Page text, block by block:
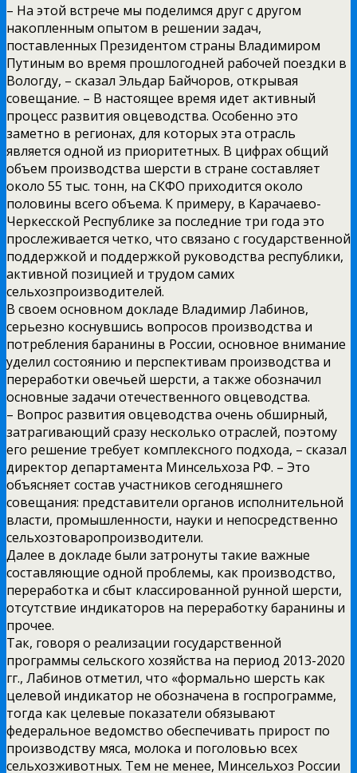
– На этой встрече мы поделимся друг с другом
накопленным опытом в решении задач,
поставленных Президентом страны Владимиром
Путиным во время прошлогодней рабочей поездки в
Вологду, – сказал Эльдар Байчоров, открывая
совещание. – В настоящее время идет активный
процесс развития овцеводства. Особенно это
заметно в регионах, для которых эта отрасль
является одной из приоритетных. В цифрах общий
объем производства шерсти в стране составляет
около 55 тыс. тонн, на СКФО приходится около
половины всего объема. К примеру, в Карачаево-
Черкесской Республике за последние три года это
прослеживается четко, что связано с государственной
поддержкой и поддержкой руководства республики,
активной позицией и трудом самих
сельхозпроизводителей.
В своем основном докладе Владимир Лабинов,
серьезно коснувшись вопросов производства и
потребления баранины в России, основное внимание
уделил состоянию и перспективам производства и
переработки овечьей шерсти, а также обозначил
основные задачи отечественного овцеводства.
– Вопрос развития овцеводства очень обширный,
затрагивающий сразу несколько отраслей, поэтому
его решение требует комплексного подхода, – сказал
директор департамента Минсельхоза РФ. – Это
объясняет состав участников сегодняшнего
совещания: представители органов исполнительной
власти, промышленности, науки и непосредственно
сельхозтоваропроизводители.
Далее в докладе были затронуты такие важные
составляющие одной проблемы, как производство,
переработка и сбыт классированной рунной шерсти,
отсутствие индикаторов на переработку баранины и
прочее.
Так, говоря о реализации государственной
программы сельского хозяйства на период 2013-2020
гг., Лабинов отметил, что «формально шерсть как
целевой индикатор не обозначена в госпрограмме,
тогда как целевые показатели обязывают
федеральное ведомство обеспечивать прирост по
производству мяса, молока и поголовью всех
сельхозживотных. Тем не менее, Минсельхоз России